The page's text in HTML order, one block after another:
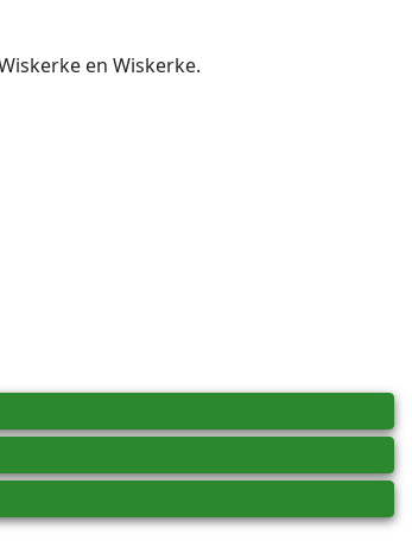
en Wiskerke.